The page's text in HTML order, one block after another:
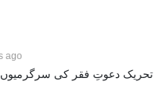
ago
تحریک دعوتِ فقر کی سرگرمیوں